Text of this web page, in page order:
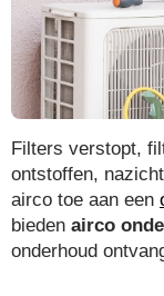
Filters verstopt,
ontstoffen,
airco toe aan een
bieden airco
onderhoud